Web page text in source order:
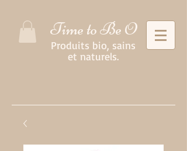
Time to Be O
Produits bio, sains
et naturels.